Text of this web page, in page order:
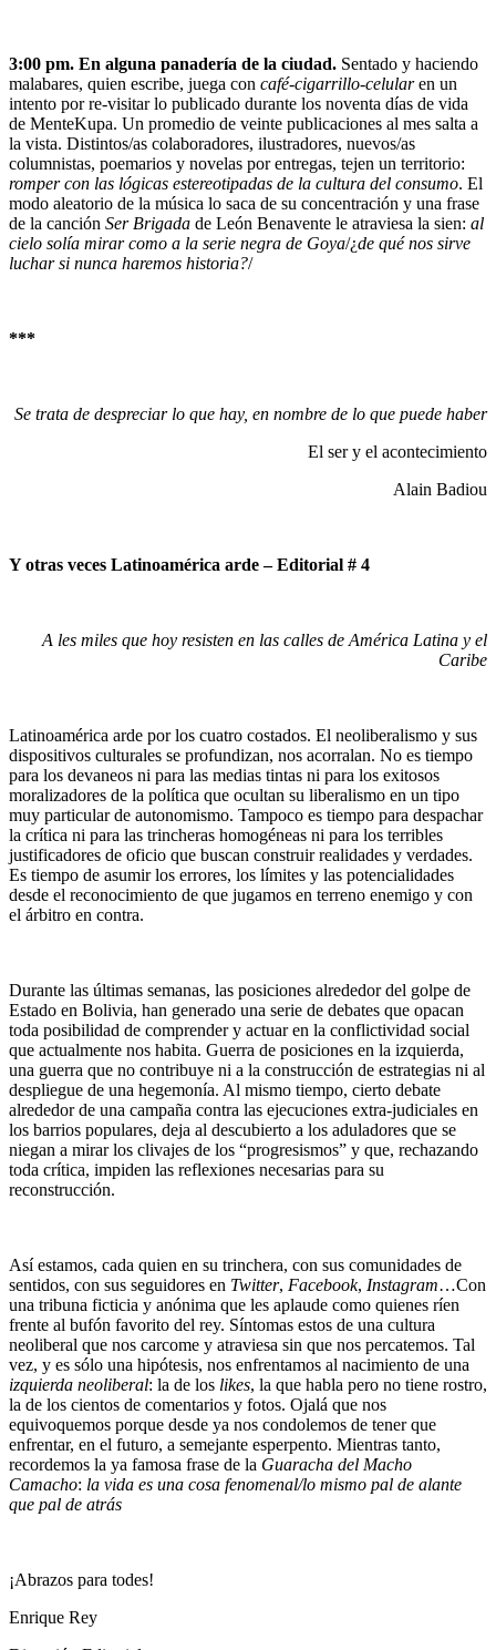
3:00 pm. En alguna panadería de la ciudad. Sentado y haciendo
malabares, quien escribe, juega con café-cigarrillo-celularen un
intento por re-visitar lo publicado durante los noventa días de vida
de MenteKupa. Un promedio de veinte publicaciones al mes salta a
la vista. Distintos/as colaboradores, ilustradores, nuevos/as
columnistas, poemarios y novelas por entregas, tejen un territorio:
romper con las lógicas estereotipadas de la cultura del consumo. El
modo aleatorio de la música lo saca de su concentración y una frase
de la canción Ser Brigada de León Benavente le atraviesa la sien: al
cielo solía mirar como a la serie negra de Goya/¿de qué nos sirve
luchar si nunca haremos historia?/
***
Se trata de despreciar lo que hay, en nombre de lo que puede haber
El ser y el acontecimiento
Alain Badiou
Y otras veces Latinoamérica arde – Editorial # 4
A les miles que hoy resisten en las calles de América Latina y el
Caribe
Latinoamérica arde por los cuatro costados. El neoliberalismo y sus
dispositivos culturales se profundizan, nos acorralan. No es tiempo
para los devaneos ni para las medias tintas ni para los exitosos
moralizadores de la política que ocultan su liberalismo en un tipo
muy particular de autonomismo. Tampoco es tiempo para despachar
la crítica ni para las trincheras homogéneas ni para los terribles
justificadores de oficio que buscan construir realidades y verdades.
Es tiempo de asumir los errores, los límites y las potencialidades
desde el reconocimiento de que jugamos en terreno enemigo y con
el árbitro en contra.
Durante las últimas semanas, las posiciones alrededor del golpe de
Estado en Bolivia, han generado una serie de debates que opacan
toda posibilidad de comprender y actuar en la conflictividad social
que actualmente nos habita. Guerra de posiciones en la izquierda,
una guerra que no contribuye ni a la construcción de estrategias ni al
despliegue de una hegemonía. Al mismo tiempo, cierto debate
alrededor de una campaña contra las ejecuciones extra-judiciales en
los barrios populares, deja al descubierto a los aduladores que se
niegan a mirar los clivajes de los “progresismos” y que, rechazando
toda crítica, impiden las reflexiones necesarias para su
reconstrucción.
Así estamos, cada quien en su trinchera, con sus comunidades de
sentidos, con sus seguidores en Twitter, Facebook, Instagram…Con
una tribuna ficticia y anónima que les aplaude como quienes ríen
frente al bufón favorito del rey. Síntomas estos de una cultura
neoliberal que nos carcome y atraviesa sin que nos percatemos. Tal
vez, y es sólo una hipótesis, nos enfrentamos al nacimiento de una
izquierda neoliberal: la de los likes, la que habla pero no tiene rostro,
la de los cientos de comentarios y fotos. Ojalá que nos
equivoquemos porque desde ya nos condolemos de tener que
enfrentar, en el futuro, a semejante esperpento. Mientras tanto,
recordemos la ya famosa frase de la Guaracha del Macho
Camacho: la vida es una cosa fenomenal/lo mismo pal de alante
que pal de atrás
¡Abrazos para todes!
Enrique Rey